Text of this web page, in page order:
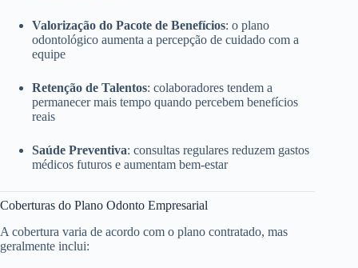
Valorização do Pacote de Benefícios: o plano
odontológico aumenta a percepção de cuidado com a
equipe
Retenção de Talentos: colaboradores tendem a
permanecer mais tempo quando percebem benefícios
reais
Saúde Preventiva: consultas regulares reduzem gastos
médicos futuros e aumentam bem-estar
Coberturas do Plano Odonto Empresarial
A cobertura varia de acordo com o plano contratado, mas
geralmente inclui: